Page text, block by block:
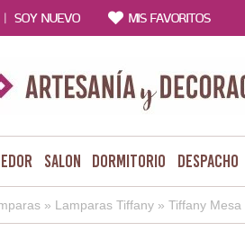
| SOY NUEVO MIS FAVORITOS
Salon Dormitorio Despacho
» Lamparas Tiffany » Tiffany Mesa